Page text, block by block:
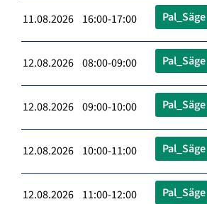
11.08.2026 16:00-17:00 Pal_Säge
12.08.2026 08:00-09:00 Pal_Säge
12.08.2026 09:00-10:00 Pal_Säge
12.08.2026 10:00-11:00 Pal_Säge
12.08.2026 11:00-12:00 Pal_Säge